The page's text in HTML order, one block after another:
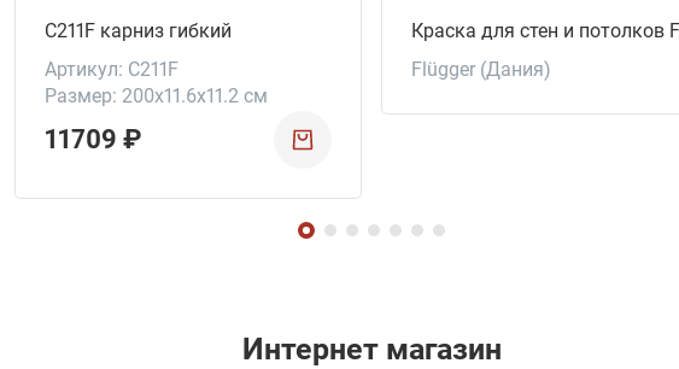
C211F карниз гибкий
Артикул: C211F
Размер: 200x11.6x11.2 см
11709 ₽
Flügger (Дания)
Интернет магазин